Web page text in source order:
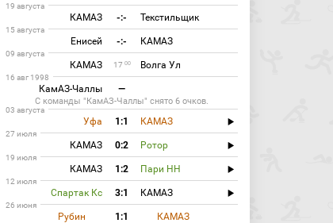
19 августа
КАМАЗ -:- Текстильщик
15 августа
Енисей -:- КАМАЗ
09 августа
КАМАЗ 17 00 Волга Ул
16 авг 1998
КамАЗ-Чаллы —
С команды "КамАЗ-Чаллы" снято 6 очков.
03 августа
Уфа 1:1 КАМАЗ
27 июля
КАМАЗ 0:2 Ротор
19 июля
КАМАЗ 1:2 Пари НН
12 июля
Спартак Кс 3:1 КАМАЗ
26 июня
Рубин 1:1 КАМАЗ